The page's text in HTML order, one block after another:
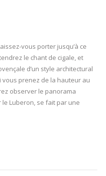
vous porter jusqu’à ce
le chant de cigale, et
d’un style architectural
vous prenez de la hauteur au
observer le panorama
le Luberon, se fait par une